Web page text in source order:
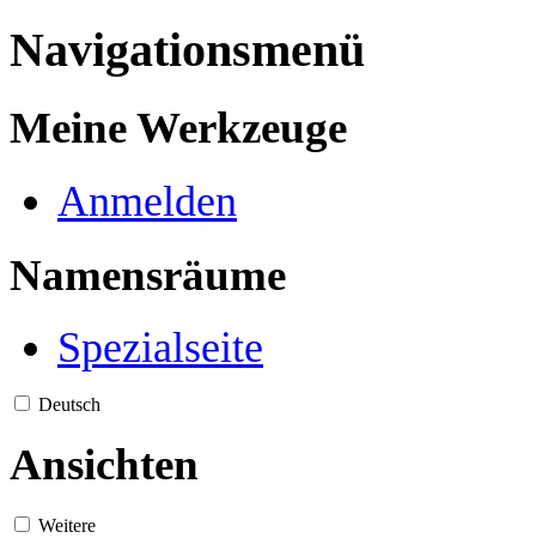
Navigationsmenü
Meine Werkzeuge
Anmelden
Namensräume
Spezialseite
Deutsch
Ansichten
Weitere